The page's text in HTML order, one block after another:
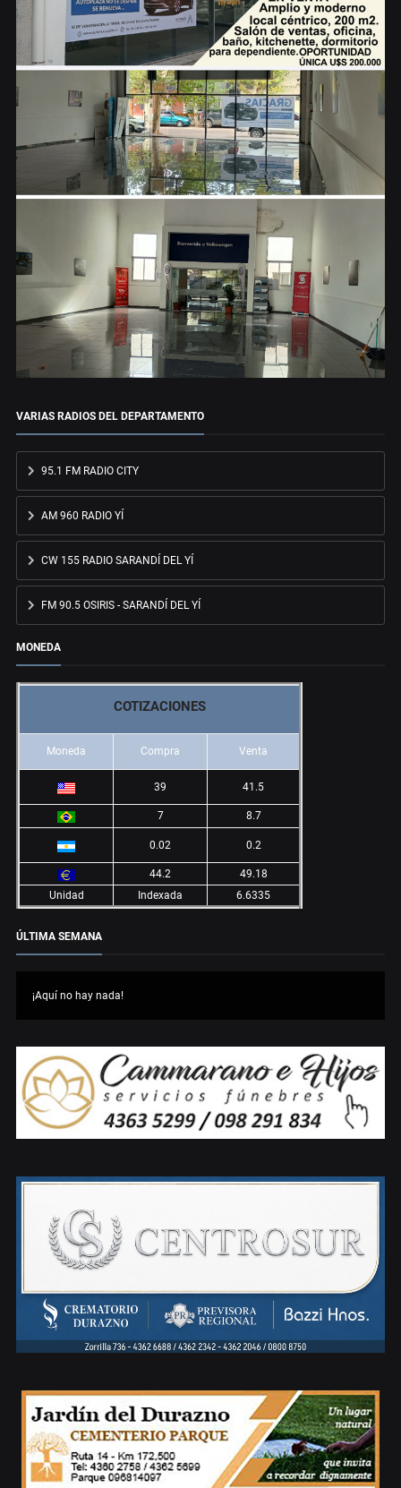
VARIAS RADIOS DEL DEPARTAMENTO
95.1 FM RADIO CITY
AM 960 RADIO YÍ
CW 155 RADIO SARANDÍ DEL YÍ
FM 90.5 OSIRIS - SARANDÍ DEL YÍ
MONEDA
COTIZACIONES
Moneda Compra Venta
39 41.5
7 8.7
0.02 0.2
44.2
49.18
Unidad
Indexada 6.6335
ÚLTIMA SEMANA
¡Aquí no hay nada!